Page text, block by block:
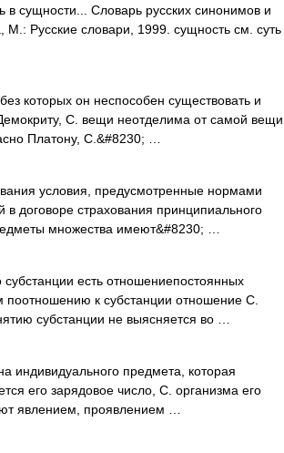
сущности... Словарь русских синонимов и
Русские словари, 1999. сущность см. суть
которых он неспособен существовать и
С. вещи неотделима от самой вещи
Платону, С.&#8230; …
условия, предусмотренные нормами
в договоре страхования принципиального
множества имеют&#8230; …
есть отношениепостоянных
поотношению к субстанции отношение С.
субстанции не выясняется во …
предмета, которая
его зарядовое число, С. организма его
явлением, проявлением …